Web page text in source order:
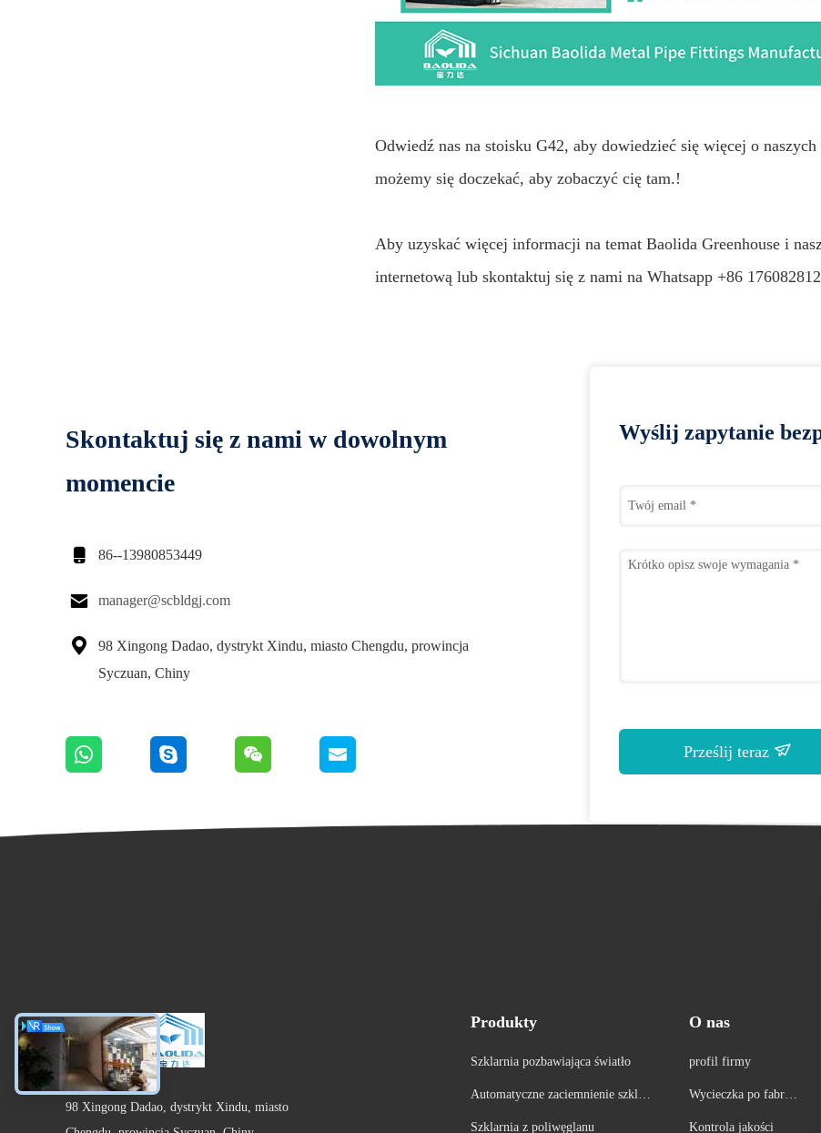
Odwiedź nas na stoisku G42, aby dowiedzieć się więcej o
możemy się doczekać, aby zobaczyć cię tam.!
Aby uzyskać więcej informacji na temat Baolida Greenhouse i
internetową lub skontaktuj się z nami na Whatsapp +86
Skontaktuj się z nami w dowolnym
momencie
 86--13980853449
 manager@scbldgj.com

98 Xingong Dadao, dystrykt Xindu, miasto Chengdu, prowincja
Syczuan, Chiny
Wyślij zapytanie
Prześlij teraz
98 Xingong Dadao, dystrykt Xindu, miasto
Produkty
Szklarnia pozbawiająca światło
Automatyczne zaciemnienie szklar
Szklarnia z poliwęglanu
O nas
profil firmy
Wycieczka po fabryc
Kontrola jakości